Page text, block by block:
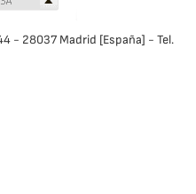
- 28037 Madrid [España] - Tel.